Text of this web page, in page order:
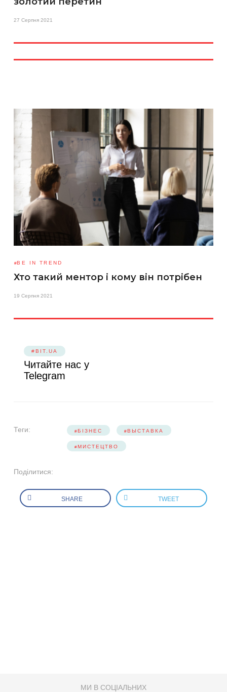
27 Серпня 2021
BE IN TREND
Хто такий ментор і кому він потрібен
19 Серпня 2021
#BIT.UA
Читайте нас у
Telegram
Теги: БІЗНЕС ВЫСТАВКА
МИСТЕЦТВО
Поділитися:
SHARE TWEET
МИ В СОЦІАЛЬНИХ